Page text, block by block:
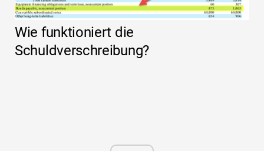
Wie funktioniert die
Schuldverschreibung?